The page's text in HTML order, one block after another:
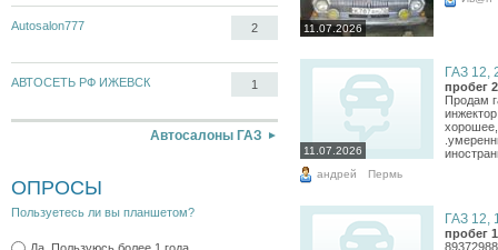
Autosalon777 2
АВТОСЕТЬ РФ ИЖЕВСК 1
Автосалоны ГАЗ
ОПРОСЫ
Пользуетесь ли вы планшетом?
11.07.2026
11.07.2026
ГАЗ 12,
пробег
Продам
андрей Пермь
ГАЗ 12,
пробег